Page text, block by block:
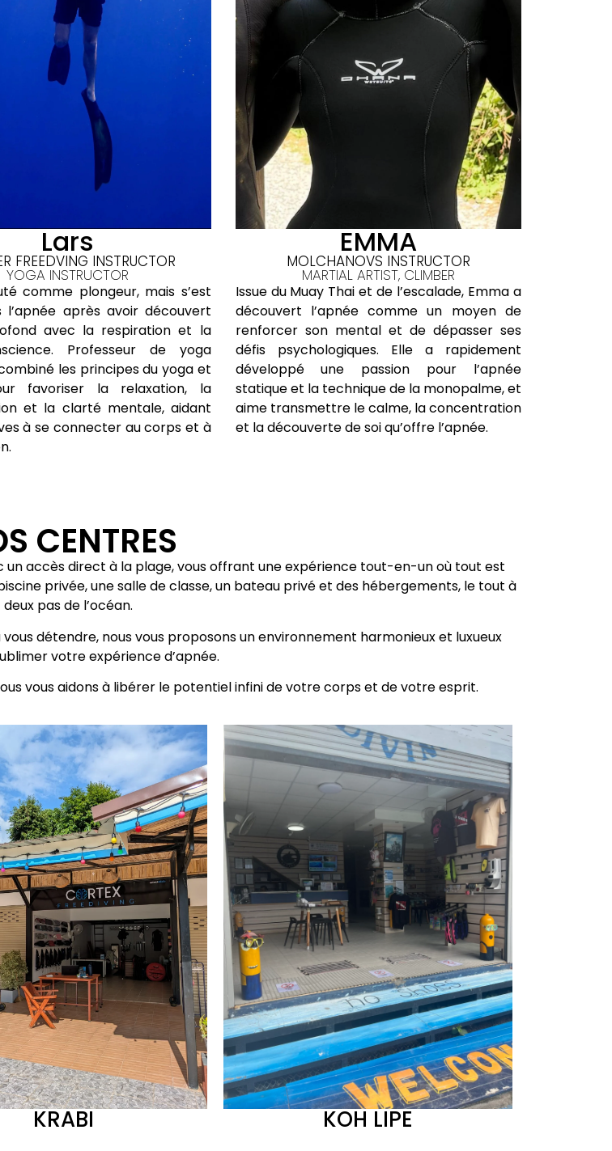
Lars
FREEDVING INSTRUCTOR
YOGA INSTRUCTOR
comme plongeur, mais s’est
l’apnée après avoir découvert
avec la respiration et la
Professeur de yoga
les principes du yoga et
favoriser la relaxation, la
et la clarté mentale, aidant
à se connecter au corps et à
EMMA
MOLCHANOVS INSTRUCTOR
MARTIAL ARTIST, CLIMBER
Issue du Muay Thai et de l’escalade, Emma a
découvert l’apnée comme un moyen de
renforcer son mental et de dépasser ses
défis psychologiques. Elle a rapidement
développé une passion pour l’apnée
statique et la technique de la monopalme, et
aime transmettre le calme, la concentration
et la découverte de soi qu’offre l’apnée.
CENTRES
un accès direct à la plage, vous offrant une expérience tout-en-un où tout est
privée, une salle de classe, un bateau privé et des hébergements, le tout à
deux pas de l’océan.
détendre, nous vous proposons un environnement harmonieux et luxueux
votre expérience d’apnée.
vous aidons à libérer le potentiel infini de votre corps et de votre esprit.
KRABI KOH LIPE